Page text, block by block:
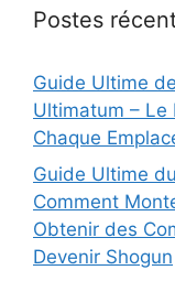
Postes
Guide Ultime
Ultimatum – Le
Chaque
Guide Ultime
Comment
Obtenir des
Devenir Shogun